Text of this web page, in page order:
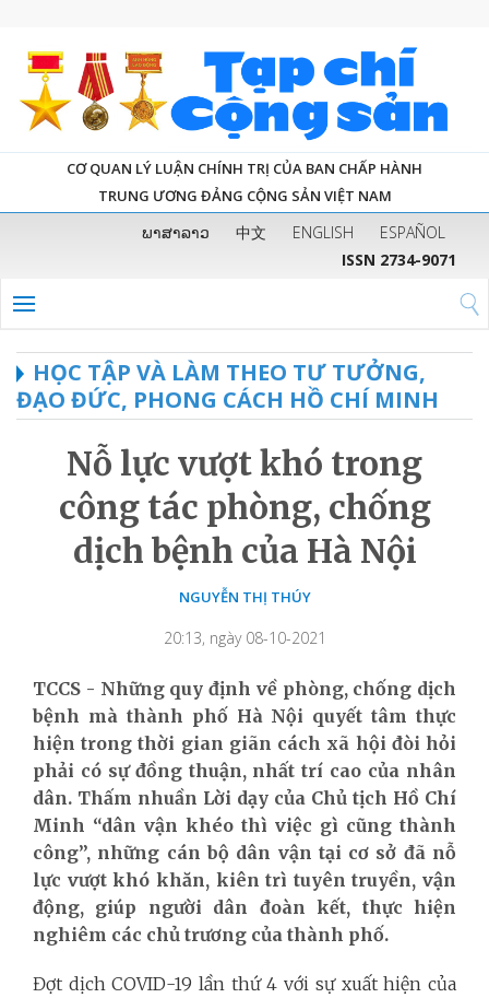
CƠ QUAN LÝ LUẬN CHÍNH TRỊ CỦA BAN CHẤP HÀNH
TRUNG ƯƠNG ĐẢNG CỘNG SẢN VIỆT NAM
ພາສາລາວ 中文 ENGLISH
ESPAÑOL
ISSN 2734-9071
HỌC TẬP VÀ LÀM THEO TƯ TƯỞNG,
ĐẠO ĐỨC, PHONG CÁCH HỒ CHÍ MINH
Nỗ lực vượt khó trong
công tác phòng, chống
dịch bệnh của Hà Nội
NGUYỄN THỊ THÚY
20:13, ngày 08-10-2021
TCCS - Những quy định về phòng, chống dịch
bệnh mà thành phố Hà Nội quyết tâm thực
hiện trong thời gian giãn cách xã hội đòi hỏi
phải có sự đồng thuận, nhất trí cao của nhân
dân. Thấm nhuần Lời dạy của Chủ tịch Hồ Chí
Minh “dân vận khéo thì việc gì cũng thành
công”, những cán bộ dân vận tại cơ sở đã nỗ
lực vượt khó khăn, kiên trì tuyên truyền, vận
động, giúp người dân đoàn kết, thực hiện
nghiêm các chủ trương của thành phố.
Đợt dịch COVID-19 lần thứ 4 với sự xuất hiện của